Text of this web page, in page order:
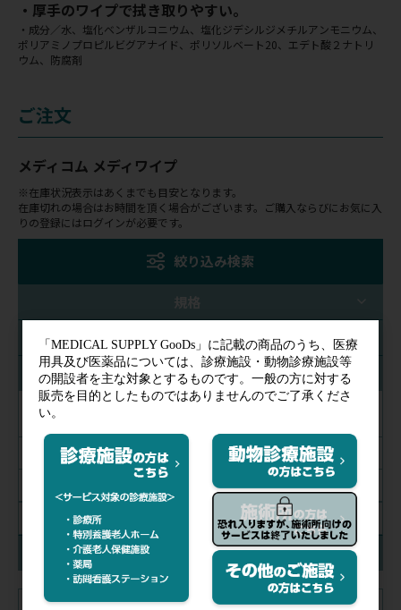
・厚手のワイプで拭き取りやすい。
・成分／水、塩化ベンザルコニウム、塩化ジデシルジメチルアンモニウム、
ポリアミノプロピルビグアナイド、ポリソルベート20、エデト酸２ナトリ
ウム、防腐剤
ご注文
メディコム メディワイプ
※在庫状況表示はあくまでも目安となります。
在庫切れの場合はお時間を頂く場合がございます。ご購入ならびにお気に入
りの登録にはログインが必要です。
絞り込み検索
規格
シートサイズ(mm)
絞り込み解除
1個(270枚)
1パック(270枚)
入数